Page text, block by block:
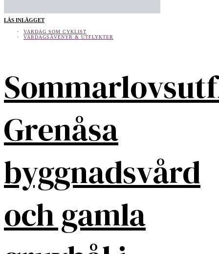
LÄS INLÄGGET
VARDAG SOM CYKLIST
VARDAGSÄVENYR & UTFLYKTER
Grenåsa
byggnadsvård
och gamla